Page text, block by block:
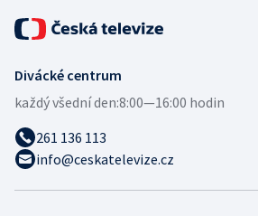
Divácké centrum
každý všední den:8:00—16:00 hodin
261 136 113
info@ceskatelevize.cz